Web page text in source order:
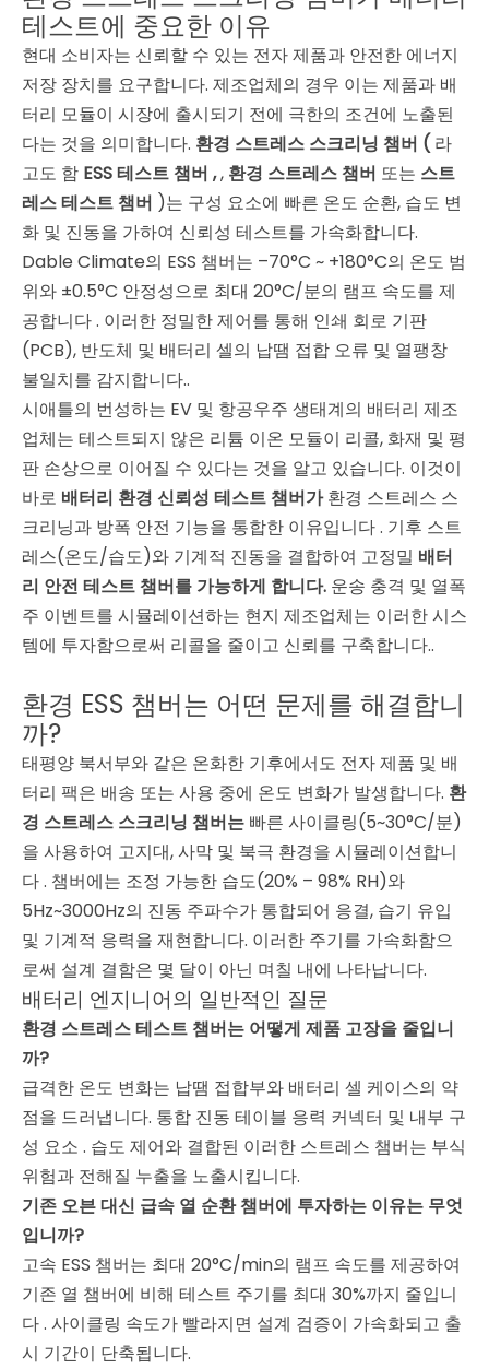
테스트에 중요한 이유
현대 소비자는 신뢰할 수 있는 전자 제품과 안전한 에너지
저장 장치를 요구합니다. 제조업체의 경우 이는 제품과 배
터리 모듈이 시장에 출시되기 전에 극한의 조건에 노출된
다는 것을 의미합니다. 환경 스트레스 스크리닝 챔버 ( 라
고도 함 ESS 테스트 챔버 ,, 환경 스트레스 챔버 또는 스트
레스 테스트 챔버 )는 구성 요소에 빠른 온도 순환, 습도 변
화 및 진동을 가하여 신뢰성 테스트를 가속화합니다.
Dable Climate의 ESS 챔버는 –70°C ~ +180°C의 온도 범
위와 ±0.5°C 안정성으로 최대 20°C/분의 램프 속도를 제
공합니다. 이러한 정밀한 제어를 통해 인쇄 회로 기판
(PCB), 반도체 및 배터리 셀의 납땜 접합 오류 및 열팽창
불일치를 감지합니다..
시애틀의 번성하는 EV 및 항공우주 생태계의 배터리 제조
업체는 테스트되지 않은 리튬 이온 모듈이 리콜, 화재 및 평
판 손상으로 이어질 수 있다는 것을 알고 있습니다. 이것이
바로 배터리 환경 신뢰성 테스트 챔버가환경 스트레스 스
크리닝과 방폭 안전 기능을 통합한 이유입니다. 기후 스트
레스(온도/습도)와 기계적 진동을 결합하여 고정밀 배터
리 안전 테스트 챔버를 가능하게 합니다. 운송 충격 및 열폭
주 이벤트를 시뮬레이션하는 현지 제조업체는 이러한 시스
템에 투자함으로써 리콜을 줄이고 신뢰를 구축합니다..
환경 ESS 챔버는 어떤 문제를 해결합니
까?
태평양 북서부와 같은 온화한 기후에서도 전자 제품 및 배
터리 팩은 배송 또는 사용 중에 온도 변화가 발생합니다. 환
경 스트레스 스크리닝 챔버는 빠른 사이클링(5~30°C/분)
을 사용하여 고지대, 사막 및 북극 환경을 시뮬레이션합니
다. 챔버에는 조정 가능한 습도(20% – 98% RH)와
5Hz~3000Hz의 진동 주파수가 통합되어 응결, 습기 유입
및 기계적 응력을 재현합니다. 이러한 주기를 가속화함으
로써 설계 결함은 몇 달이 아닌 며칠 내에 나타납니다.
배터리 엔지니어의 일반적인 질문
환경 스트레스 테스트 챔버는 어떻게 제품 고장을 줄입니
까?
급격한 온도 변화는 납땜 접합부와 배터리 셀 케이스의 약
점을 드러냅니다. 통합 진동 테이블 응력 커넥터 및 내부 구
성 요소 . 습도 제어와 결합된 이러한 스트레스 챔버는 부식
위험과 전해질 누출을 노출시킵니다.
기존 오븐 대신 급속 열 순환 챔버에 투자하는 이유는 무엇
입니까?
고속 ESS 챔버는 최대 20°C/min의 램프 속도를 제공하여
기존 열 챔버에 비해 테스트 주기를 최대 30%까지 줄입니
다. 사이클링 속도가 빨라지면 설계 검증이 가속화되고 출
시 기간이 단축됩니다.